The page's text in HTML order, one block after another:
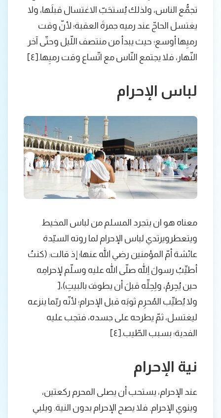
تجمُّع الناس، ولذلك يُستحَبّ الاغتسال قبلَها، ولا
يغتسل الحاجّ عند رميه جمرةَ العقبة؛ لأنّ وقت
رميِها أوسع؛ حيث يبدأ من منتصف اللّيل وحتّى آخر
النّهار، فلا يجتمع النّاس مع اتّساع وقت رميِها.[٤]
لباس الإحرام
معناه هو ان يتجرد المسلم من لباس المخيط
ويتعطرويرتدي لباس الإحرام لما روته السيّدة
عائشة أمّ المؤمنين رضي الله عنها؛ إذ قالت: (كنتُ
أطيِّبُ رسولَ اللهِ صلّى الله عليه وسلّم لإحرامِه
حين يُحِرمُ، ولِحِلِّه قبلَ أن يطوفَ بالبيتِ)،[
ولا يُطيِّب المُحرِم ثوبَه قبل الإحرام؛ لأنّه ربّما ينزعه
ليغتسل، ثمّ يطرحه على جسده، فتجب عليه
الفدية؛ بسبب الطّيب.[٤]
نية الإحرام
عند الإحرام، يستحب أن يصلى المحرم ركعتين،
وينوي الإحرام. فلا يصح الإحرام بدون النية. ويلبي